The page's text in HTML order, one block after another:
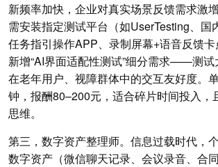
新频率加快，企业对真实场景反馈需求激
需安装指定测试平台（如UserTesting、国
任务指引操作APP、录制屏幕+语音反馈
新增“AI界面适配性测试”细分需求——测试
在老年用户、视障群体中的交互友好度。
钟，报酬80–200元，适合碎片时间投入，
思维。
第三，数字资产整理师。信息过载时代，
数字资产（微信聊天记录、会议录音、合